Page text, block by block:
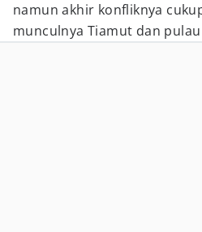
namun akhir konfliknya
munculnya Tiamut dan pulau